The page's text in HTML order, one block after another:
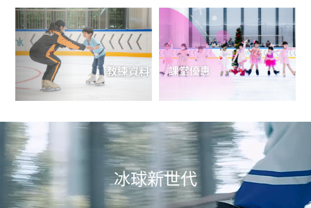
冰球新世代